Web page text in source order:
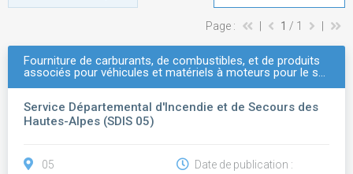
Page : 1 / 1
Fourniture de carburants, de combustibles, et de produits
associés pour véhicules et matériels à moteurs pour le s…
Service Départemental d'Incendie et de Secours des
Hautes-Alpes (SDIS 05)
05
Date de publication :